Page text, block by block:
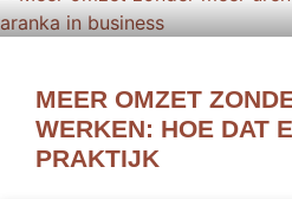
MEER OMZET
WERKEN: HOE DAT
PRAKTIJK